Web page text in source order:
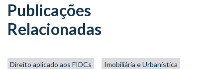
Publicações
Relacionadas
Direito aplicado aos FIDCs Imobiliária e Urbanística